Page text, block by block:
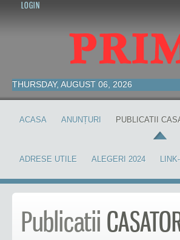
LOGIN
THURSDAY, AUGUST 06, 2026
ACASA ANUNȚURI PUBLICATII
ADRESE UTILE ALEGERI 2024
Publicatii